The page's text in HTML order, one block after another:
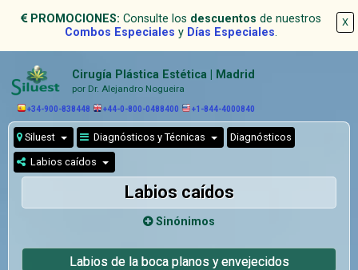
X
PROMOCIONES: Consulte los descuentos de nuestros
Combos Especiales y Días Especiales.
Cirugía Plástica Estética | Madrid
por Dr. Alejandro Nogueira
+34-900-838448 +44-0-800-0488400 +1-844-4000840
Siluest Diagnósticos y Técnicas Diagnósticos
Labios caídos
Labios caídos
Sinónimos
Labios de la boca planos y envejecidos